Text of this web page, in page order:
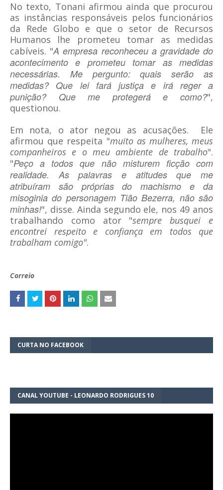
No texto, Tonani afirmou ainda que procurou
as instâncias responsáveis pelos funcionários
da Rede Globo e que o setor de Recursos
Humanos lhe prometeu tomar as medidas
cabíveis. "A empresa reconheceu a gravidade do
acontecimento e prometeu tomar as medidas
necessárias. Me pergunto: quais serão as
medidas? Que lei fará justiça e irá reger a
punição? Que me protegerá e como?",
questionou.
Em nota, o ator negou as acusações. Ele
afirmou que respeita "muito as mulheres, meus
companheiros e o meu ambiente de trabalho".
"Peço a todos que não misturem ficção com
realidade. As palavras e atitudes que me
atribuíram são próprias do machismo e da
misoginia do personagem Tião Bezerra, não são
minhas!", disse. Ainda segundo ele, nos 49 anos
trabalhando como ator "sempre busquei e
encontrei respeito e confiança em todos que
trabalham comigo".
Correio
CURTA NO FACEBOOK
CANAL YOUTUBE - LEONARDO RODRIGUES 10